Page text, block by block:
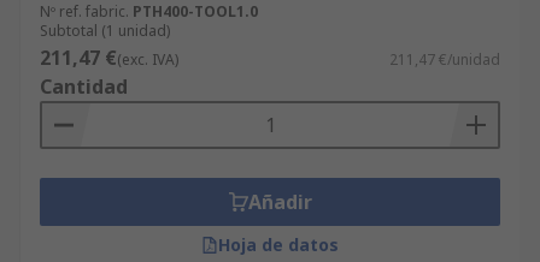
Nº ref. fabric. PTH400-TOOL1.0
Subtotal (1 unidad)
211,47 €(exc. IVA) 211,47 €/unidad
Cantidad
Añadir
Hoja de datos